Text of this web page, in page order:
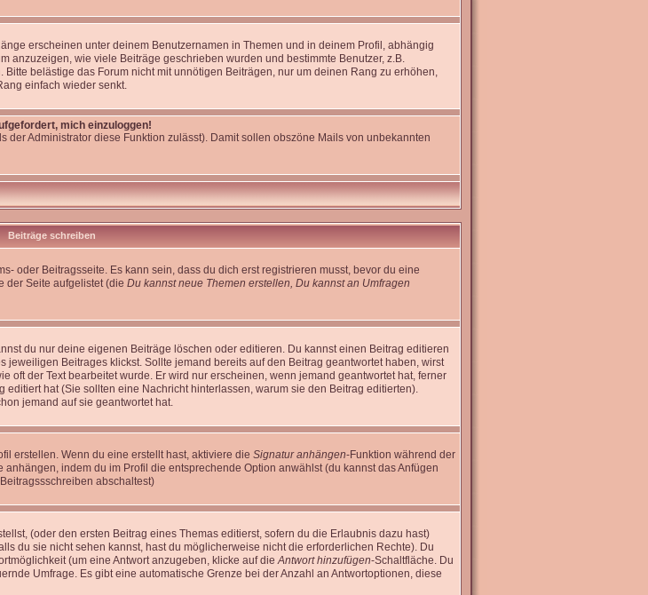
erscheinen unter deinem Benutzernamen in Themen und in deinem Profil, abhängig
anzuzeigen, wie viele Beiträge geschrieben wurden und bestimmte Benutzer, z.B.
belästige das Forum nicht mit unnötigen Beiträgen, nur um deinen Rang zu erhöhen,
einfach wieder senkt.
mich einzuloggen!
der Administrator diese Funktion zulässt). Damit sollen obszöne Mails von unbekannten
Beiträge schreiben
oder Beitragsseite. Es kann sein, dass du dich erst registrieren musst, bevor du eine
der Seite aufgelistet (die Du kannst neue Themen erstellen, Du kannst an Umfragen
du nur deine eigenen Beiträge löschen oder editieren. Du kannst einen Beitrag editieren
jeweiligen Beitrages klickst. Sollte jemand bereits auf den Beitrag geantwortet haben, wirst
oft der Text bearbeitet wurde. Er wird nur erscheinen, wenn jemand geantwortet hat, ferner
hat (Sie sollten eine Nachricht hinterlassen, warum sie den Beitrag editierten).
jemand auf sie geantwortet hat.
erstellen. Wenn du eine erstellt hast, aktiviere die Signatur anhängen-Funktion während der
indem du im Profil die entsprechende Option anwählst (du kannst das Anfügen
abschaltest)
(oder den ersten Beitrag eines Themas editierst, sofern du die Erlaubnis dazu hast)
du sie nicht sehen kannst, hast du möglicherweise nicht die erforderlichen Rechte). Du
(um eine Antwort anzugeben, klicke auf dieAntwort hinzufügen-Schaltfläche. Du
Umfrage. Es gibt eine automatische Grenze bei der Anzahl an Antwortoptionen, diese